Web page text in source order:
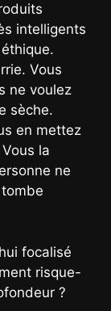
intelligents
Vous
ne voulez
sèche.
en mettez
la
ne
focalisé
risque-
?